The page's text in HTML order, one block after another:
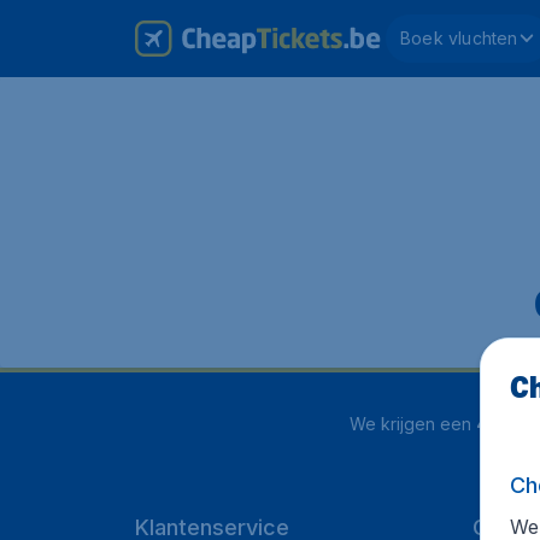
Boek vluchten
We krijgen een 4.1 uit 5
Klantenservice